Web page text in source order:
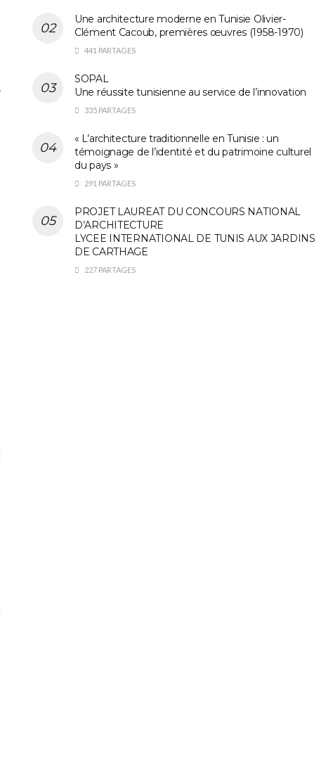
Une architecture moderne en Tunisie Olivier-
Clément Cacoub, premières œuvres (1958-1970)
441 PARTAGES
SOPAL
Une réussite tunisienne au service de l’innovation
335 PARTAGES
« L’architecture traditionnelle en Tunisie : un
témoignage de l’identité et du patrimoine culturel
du pays »
291 PARTAGES
PROJET LAUREAT DU CONCOURS NATIONAL
D’ARCHITECTURE
LYCEE INTERNATIONAL DE TUNIS AUX JARDINS
DE CARTHAGE
227 PARTAGES